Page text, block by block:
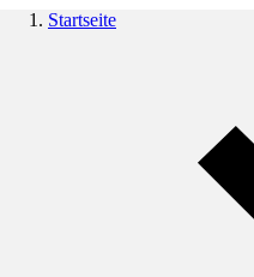
Startseite